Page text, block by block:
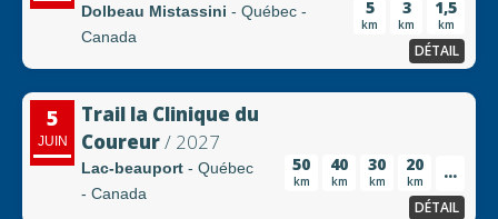
Dolbeau Mistassini - Québec -
Canada
5
km
3
km
1,5
km
DÉTAIL
5
JUIN
Trail la Clinique du
Coureur/ 2027
Lac-beauport - Québec
- Canada
50
km
40
km
30
km
20
km ...
DÉTAIL